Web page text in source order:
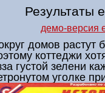
Результаты
демо-версия
домов растут
коттеджи
густой зелени
уголке